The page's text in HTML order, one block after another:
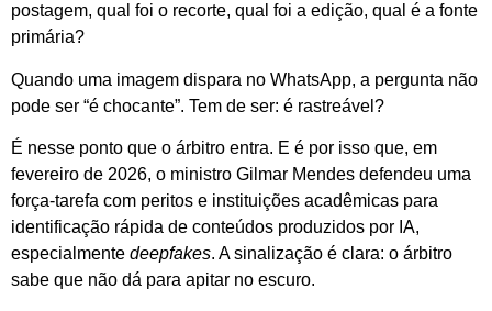
postagem, qual foi o recorte, qual foi a edição, qual é a fonte
primária?
Quando uma imagem dispara no WhatsApp, a pergunta não
pode ser “é chocante”. Tem de ser: é rastreável?
É nesse ponto que o árbitro entra. E é por isso que, em
fevereiro de 2026, o ministro Gilmar Mendes defendeu uma
força-tarefa com peritos e instituições acadêmicas para
identificação rápida de conteúdos produzidos por IA,
especialmente deepfakes. A sinalização é clara: o árbitro
sabe que não dá para apitar no escuro.